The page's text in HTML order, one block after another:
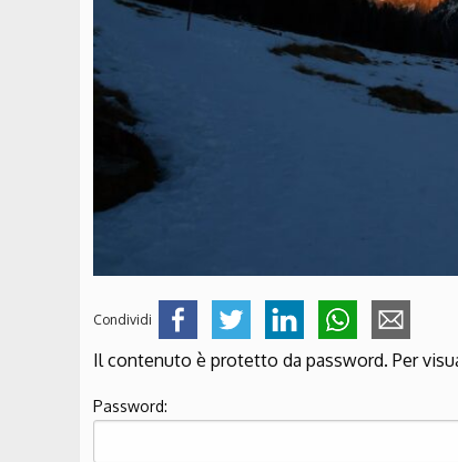
Condividi
Il contenuto è protetto da password. Per
Password: